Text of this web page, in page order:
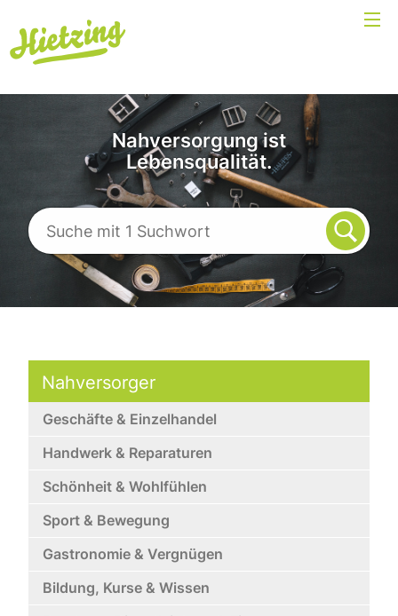
Nahversorgung ist
Lebensqualität.
Nahversorger
Geschäfte & Einzelhandel
Handwerk & Reparaturen
Schönheit & Wohlfühlen
Sport & Bewegung
Gastronomie & Vergnügen
Bildung, Kurse & Wissen